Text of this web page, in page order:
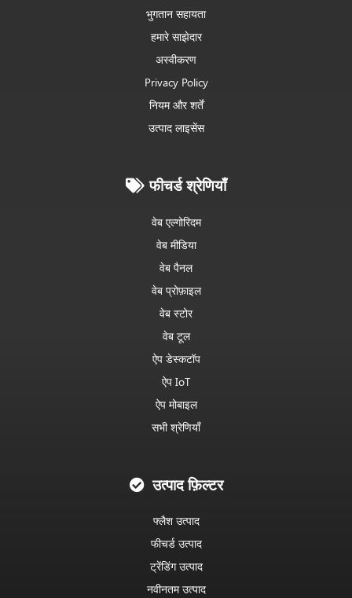
भुगतान सहायता
हमारे साझेदार
अस्वीकरण
Privacy Policy
नियम और शर्तें
उत्पाद लाइसेंस
फीचर्ड श्रेणियाँ
वेब एल्गोरिदम
वेब मीडिया
वेब पैनल
वेब प्रोफ़ाइल
वेब स्टोर
वेब टूल
ऐप डेस्कटॉप
ऐप IoT
ऐप मोबाइल
सभी श्रेणियाँ
उत्पाद फ़िल्टर
फ्लैश उत्पाद
फीचर्ड उत्पाद
ट्रेंडिंग उत्पाद
नवीनतम उत्पाद